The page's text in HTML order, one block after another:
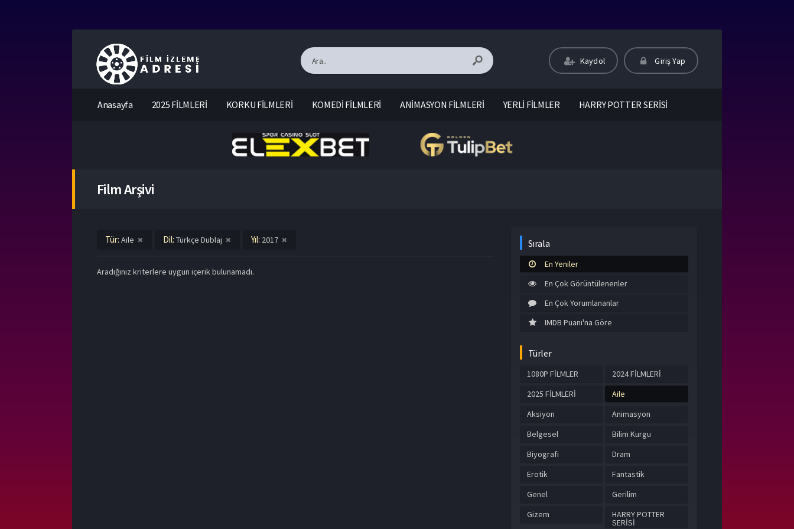
Kaydol Giriş Yap
Anasayfa 2025 FİLMLERİ KORKU FİLMLERİ KOMEDİ FİLMLERİ ANİMASYON FİLMLERİ YERLİ FİLMLER HARRY POTTER SERİSİ
Film Arşivi
Tür: Aile Dil: Türkçe Dublaj Yıl: 2017
Aradığınız kriterlere uygun içerik bulunamadı.
Sırala
En Yeniler
En Çok Görüntülenenler
En Çok Yorumlananlar
IMDB Puanı'na Göre
Türler
1080P FİLMLER
2024 FİLMLERİ
2025 FİLMLERİ
Aile
Aksiyon
Animasyon
Belgesel
Bilim Kurgu
Biyografi
Dram
Erotik
Fantastik
Genel
Gerilim
Gizem
HARRY POTTER
SERİSİ